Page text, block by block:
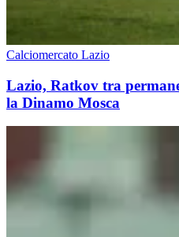
Calciomercato Lazio
Lazio, Ratkov tra
la Dinamo Mosca